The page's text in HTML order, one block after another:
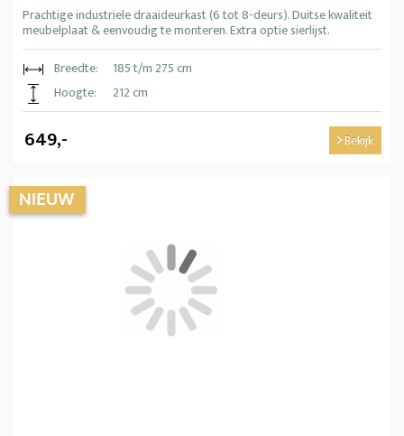
Prachtige industriele draaideurkast (6 tot 8-deurs). Duitse kwaliteit
meubelplaat & eenvoudig te monteren. Extra optie sierlijst.
Breedte:
185 t/m 275 cm
Hoogte:
212 cm
649,- Bekijk